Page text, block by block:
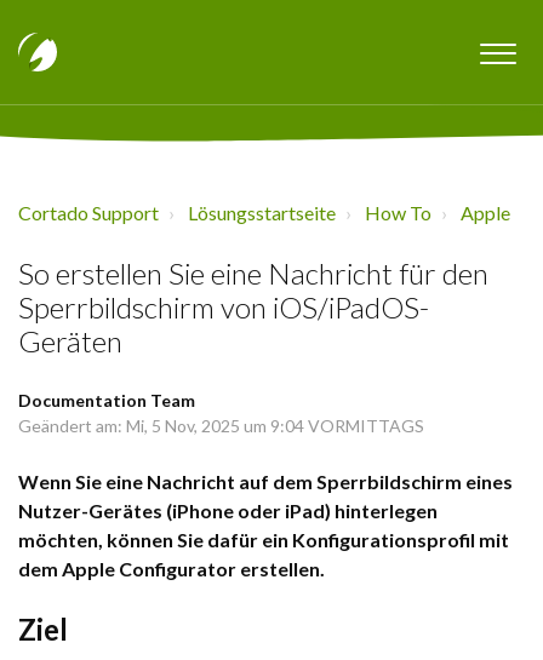
Cortado Support Lösungsstartseite How To Apple
So erstellen Sie eine Nachricht für den
Sperrbildschirm von iOS/iPadOS-
Geräten
Documentation Team
Geändert am: Mi, 5 Nov, 2025 um 9:04 VORMITTAGS
Wenn Sie eine Nachricht auf dem Sperrbildschirm eines
Nutzer-Gerätes (iPhone oder iPad) hinterlegen
möchten, können Sie dafür ein Konfigurationsprofil mit
dem Apple Configurator erstellen.
Ziel